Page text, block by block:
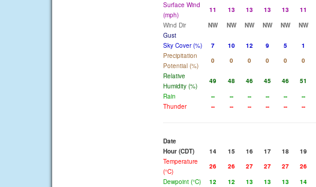
Surface Wind
(mph)
11 13 13 13 13 11
Wind Dir
NW NW NW NW NW NW
Gust
Sky Cover (%)
7 10 12 9 5 1
Precipitation
Potential (%)
0 0 0 0 0 0
Relative
Humidity (%)
49 48 46 45 46 51
Rain
-- -- -- -- -- --
Thunder
-- -- -- -- -- --
Date
Hour (CDT)
14 15 16 17 18 19
Temperature
(°C)
26 26 27 27 27 26
Dewpoint (°C)
12 12 13 13 13 14